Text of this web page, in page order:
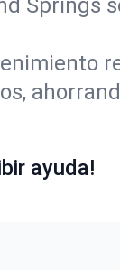
Springs
ayuda!